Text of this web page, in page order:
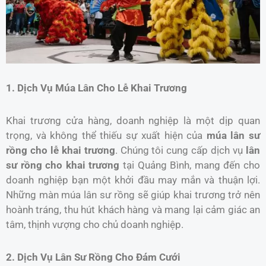
1. Dịch Vụ Múa Lân Cho Lễ Khai Trương
Khai trương cửa hàng, doanh nghiệp là một dịp quan
trọng, và không thể thiếu sự xuất hiện của múa lân sư
rồng cho lễ khai trương. Chúng tôi cung cấp dịch vụ lân
sư rồng cho khai trương tại Quảng Bình, mang đến cho
doanh nghiệp bạn một khởi đầu may mắn và thuận lợi.
Những màn múa lân sư rồng sẽ giúp khai trương trở nên
hoành tráng, thu hút khách hàng và mang lại cảm giác an
tâm, thịnh vượng cho chủ doanh nghiệp.
2. Dịch Vụ Lân Sư Rồng Cho Đám Cưới